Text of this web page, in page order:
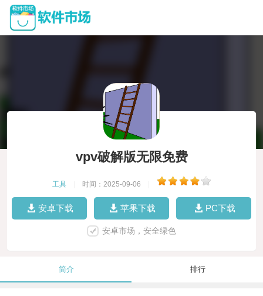
vpv破解版无限免费
工具 时间：2025-09-06
安卓下载 苹果下载 PC下载
安卓市场，安全绿色
简介 排行